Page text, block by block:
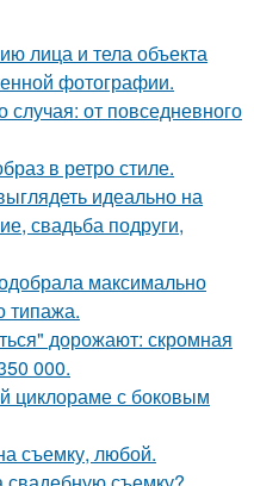
лица и тела объекта
фотографии.
от повседневного
в ретро стиле.
идеально на
свадьба подруги,
максимально
типажа.
дорожают: скромная
000.
циклораме с боковым
съемку, любой.